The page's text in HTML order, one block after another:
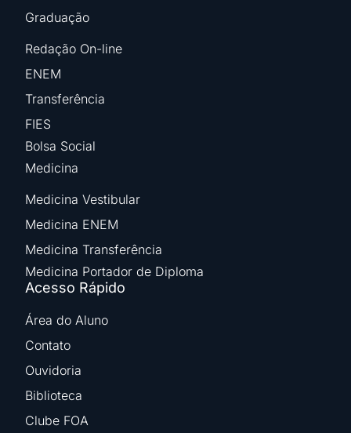
Graduação
Redação On-line
ENEM
Transferência
FIES
Bolsa Social
Medicina
Medicina Vestibular
Medicina ENEM
Medicina Transferência
Medicina Portador de Diploma
Acesso Rápido
Área do Aluno
Contato
Ouvidoria
Biblioteca
Clube FOA